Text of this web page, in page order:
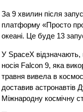
За 9 хвилин після
платформу «Просто
океані. Це буде 13
У SpaceX відзначають,
носія Falcon 9, яка
травня вивела в
доставив астронавтів
Міжнародну космічну